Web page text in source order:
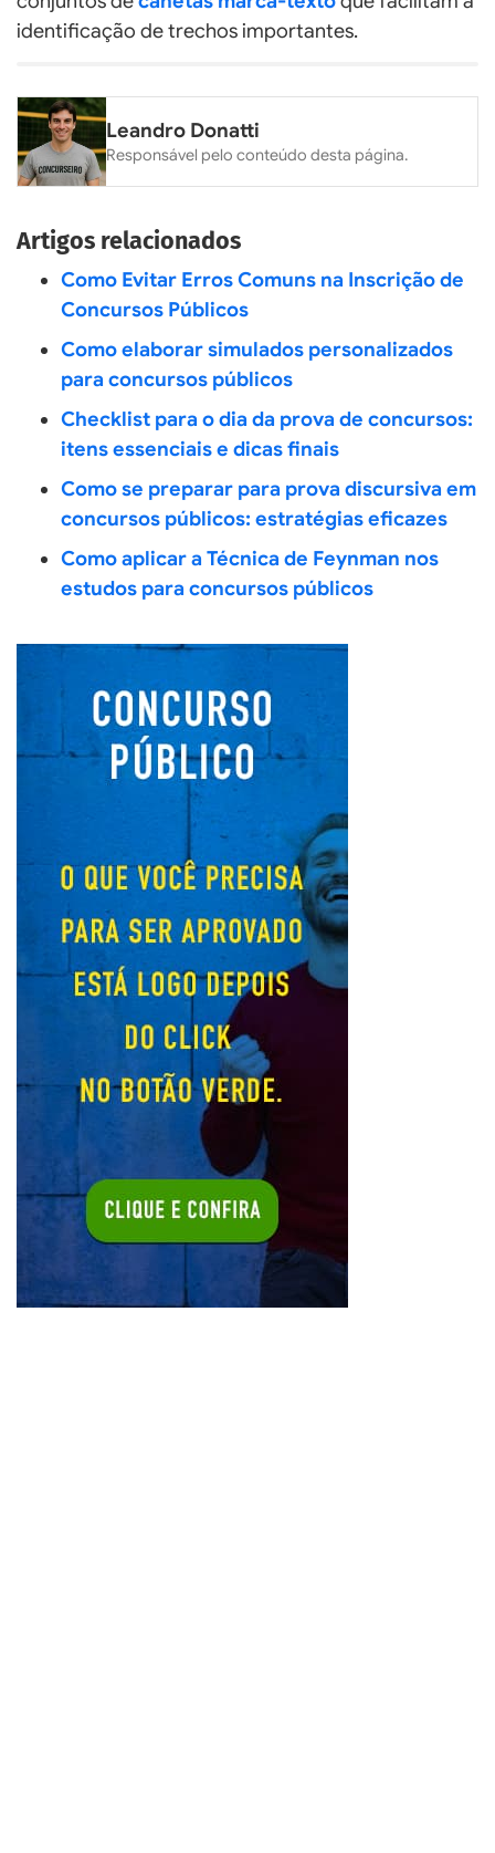
identificação de trechos importantes.
Leandro Donatti
Responsável pelo conteúdo desta página.
Artigos relacionados
Como Evitar Erros Comuns na Inscrição de
Concursos Públicos
Como elaborar simulados personalizados
para concursos públicos
Checklist para o dia da prova de concursos:
itens essenciais e dicas finais
Como se preparar para prova discursiva em
concursos públicos: estratégias eficazes
Como aplicar a Técnica de Feynman nos
estudos para concursos públicos